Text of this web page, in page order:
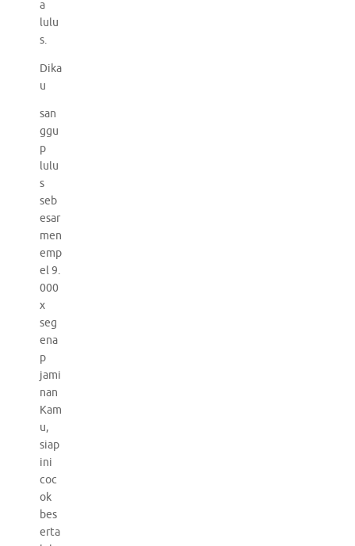
a
lulu
s.
Dika
u
san
ggu
p
lulu
s
seb
esar
men
emp
el 9.
000
x
seg
ena
p
jami
nan
Kam
u,
siap
ini
coc
ok
bes
erta